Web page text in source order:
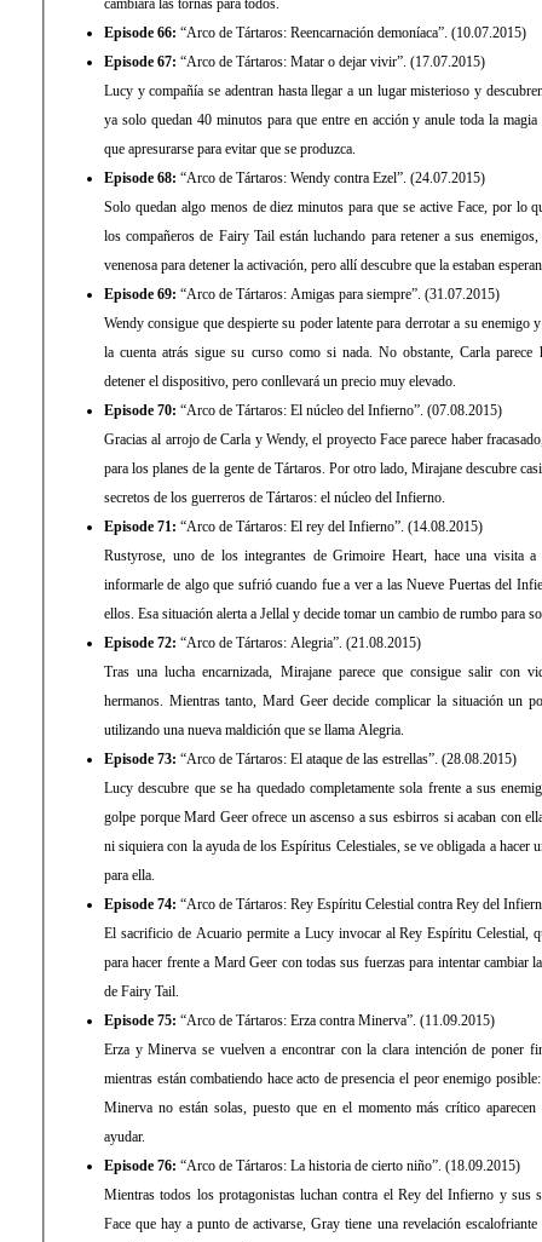
cambiará las tornas para todos.
Episode 66: “Arco de Tártaros: Reencarnación demoníaca”. (10.07.2015)
Episode 67: “Arco de Tártaros: Matar o dejar vivir”. (17.07.2015)
Lucy y compañía se adentran hasta llegar a un lugar misterioso y
ya solo quedan 40 minutos para que entre en acción y anule toda la
que apresurarse para evitar que se produzca.
Episode 68: “Arco de Tártaros: Wendy contra Ezel”. (24.07.2015)
Solo quedan algo menos de diez minutos para que se active Face, por lo
los compañeros de Fairy Tail están luchando para retener a sus
venenosa para detener la activación, pero allí descubre que la estaban
Episode 69: “Arco de Tártaros: Amigas para siempre”. (31.07.2015)
Wendy consigue que despierte su poder latente para derrotar a su enemigo
la cuenta atrás sigue su curso como si nada. No obstante, Carla parece
detener el dispositivo, pero conllevará un precio muy elevado.
Episode 70: “Arco de Tártaros: El núcleo del Infierno”. (07.08.2015)
Gracias al arrojo de Carla y Wendy, el proyecto Face parece haber
para los planes de la gente de Tártaros. Por otro lado, Mirajane descubre
secretos de los guerreros de Tártaros: el núcleo del Infierno.
Episode 71: “Arco de Tártaros: El rey del Infierno”. (14.08.2015)
Rustyrose, uno de los integrantes de Grimoire Heart, hace una visita
informarle de algo que sufrió cuando fue a ver a las Nueve Puertas del
ellos. Esa situación alerta a Jellal y decide tomar un cambio de rumbo para
Episode 72: “Arco de Tártaros: Alegria”. (21.08.2015)
Tras una lucha encarnizada, Mirajane parece que consigue salir con
hermanos. Mientras tanto, Mard Geer decide complicar la situación un
utilizando una nueva maldición que se llama Alegria.
Episode 73: “Arco de Tártaros: El ataque de las estrellas”. (28.08.2015)
Lucy descubre que se ha quedado completamente sola frente a sus
golpe porque Mard Geer ofrece un ascenso a sus esbirros si acaban con
ni siquiera con la ayuda de los Espíritus Celestiales, se ve obligada a hacer
para ella.
Episode 74: “Arco de Tártaros: Rey Espíritu Celestial contra Rey del
El sacrificio de Acuario permite a Lucy invocar al Rey Espíritu Celestial,
para hacer frente a Mard Geer con todas sus fuerzas para intentar cambiar
de Fairy Tail.
Episode 75: “Arco de Tártaros: Erza contra Minerva”. (11.09.2015)
Erza y Minerva se vuelven a encontrar con la clara intención de poner
mientras están combatiendo hace acto de presencia el peor enemigo
Minerva no están solas, puesto que en el momento más crítico
ayudar.
Episode 76: “Arco de Tártaros: La historia de cierto niño”. (18.09.2015)
Mientras todos los protagonistas luchan contra el Rey del Infierno y sus
Face que hay a punto de activarse, Gray tiene una revelación